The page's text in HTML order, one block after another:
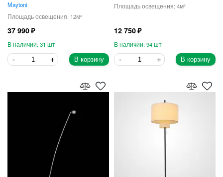
Maytoni
12
37 990
31
В корзину
4
12 750
94
В корзину